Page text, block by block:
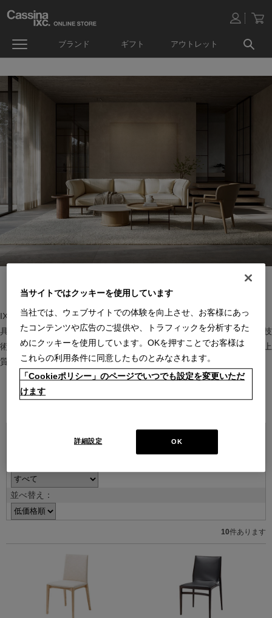
ブランド ギフト アウトレット
IXC（イクスシー）は、”Emotional Minimalism”を掲げるグローバル家
具ブランド。ヨーロッパの家具文化と日本の美意識を融合し、素材や技
術を活かした持続可能で洗練されたインテリアを提案。長く愛される上
質な暮らしを届けます。
並べ替え：
10件あります
当サイトではクッキーを使用しています
当社では、ウェブサイトでの体験を向上させ、お客様にあっ
たコンテンツや広告のご提供や、トラフィックを分析するた
めにクッキーを使用しています。OKを押すことでお客様は
これらの利用条件に同意したものとみなされます。
「Cookieポリシー」のページでいつでも設定を変更いただ
けます
OK
詳細設定